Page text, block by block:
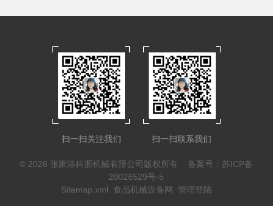
扫一扫关注我们 扫一扫联系我们
© 2026 张家港科源机械有限公司版权所有 备案号：苏ICP备
20026529号-5
Sitemap.xml
食品机械设备网 管理登陆